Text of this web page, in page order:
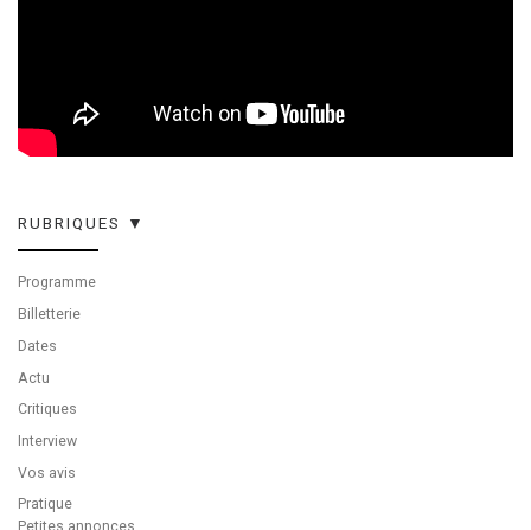
RUBRIQUES ▼
Programme
Billetterie
Dates
Actu
Critiques
Interview
Vos avis
Pratique